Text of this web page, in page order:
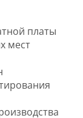
платы
мест